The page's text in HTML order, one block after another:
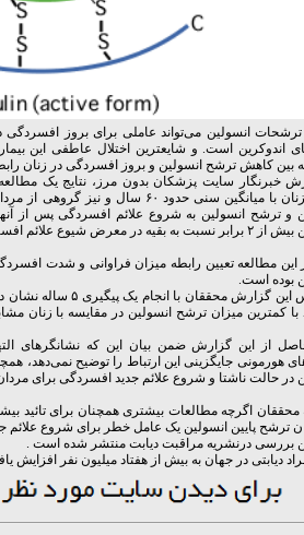
انسولین می‌تواند عاملی برای بروز افسردگی
اندوکرین است. و شایعترین اختلال عاطفی این
کاهش ترشح انسولین و بروز افسردگی در زنان
شامل زنان با میانگین سنی حدود ۶۰
و ترشح انسولین به شروع علائم افسردگی پس از
معرض شیوع علائم افسردگی قرار می‌گیرند.
مطالعه تعیین رابطه میزان فراوانی و شدت
بوده است.
براساس این گزارش
از این گزارش ضمن بیان این که نشانگرهای
هورمونی جایگزینی این ارتباط را توضیح نمی‌دهد،
در حالت ناشتا و شروع علائم جدید افسردگی برای
محققان اگرچه مطالعات بیشتری همچنان برای تائید
ترشح پایین انسولین یک عامل خطر برای شروع علائم
بررسی درنشریه مراقبت دیابت منتشر شده است .
دیابتی در جهان به بیش از هفتاد میلیون نفر افزایش